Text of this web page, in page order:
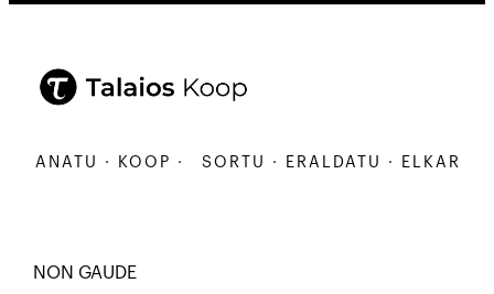
· KOOP · SORTU · ERALDATU ·
NON GAUDE